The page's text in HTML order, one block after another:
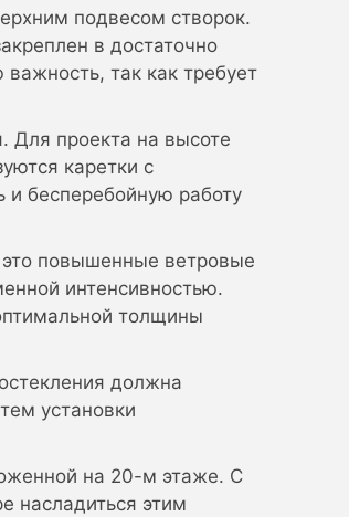
подвесом створок.
в достаточно
так как требует
Для проекта на высоте
каретки с
и бесперебойную работу
повышенные ветровые
интенсивностью.
толщины
должна
установки
на 20-м этаже. С
насладиться этим